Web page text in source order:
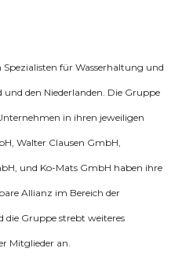
für Wasserhaltung und
den Niederlanden. Die Gruppe
in ihren jeweiligen
Walter Clausen GmbH,
und Ko-Mats GmbH haben ihre
Allianz im Bereich der
die Gruppe strebt weiteres
Mitglieder an.